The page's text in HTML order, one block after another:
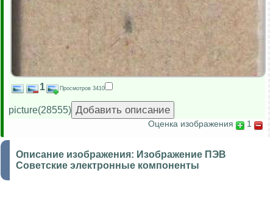
1 Просмотров 3410
picture(28555)
Оценка изображения 1
Описание изображения: Изображение ПЭВ
Советские электронные компоненты